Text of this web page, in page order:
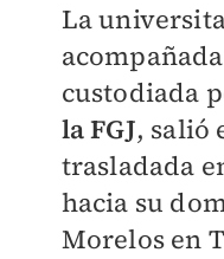
La
custodiada
la FGJ, salió
trasladada
hacia su
Morelos en